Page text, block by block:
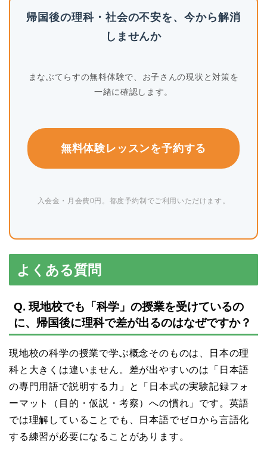
帰国後の理科・社会の不安を、今から解消
しませんか
まなぶてらすの無料体験で、お子さんの現状と対策を
一緒に確認します。
無料体験レッスンを予約する
入会金・月会費0円。都度予約制でご利用いただけます。
よくある質問
Q. 現地校でも「科学」の授業を受けているの
に、帰国後に理科で差が出るのはなぜですか？
現地校の科学の授業で学ぶ概念そのものは、日本の理
科と大きくは違いません。差が出やすいのは「日本語
の専門用語で説明する力」と「日本式の実験記録フォ
ーマット（目的・仮説・考察）への慣れ」です。英語
では理解していることでも、日本語でゼロから言語化
する練習が必要になることがあります。